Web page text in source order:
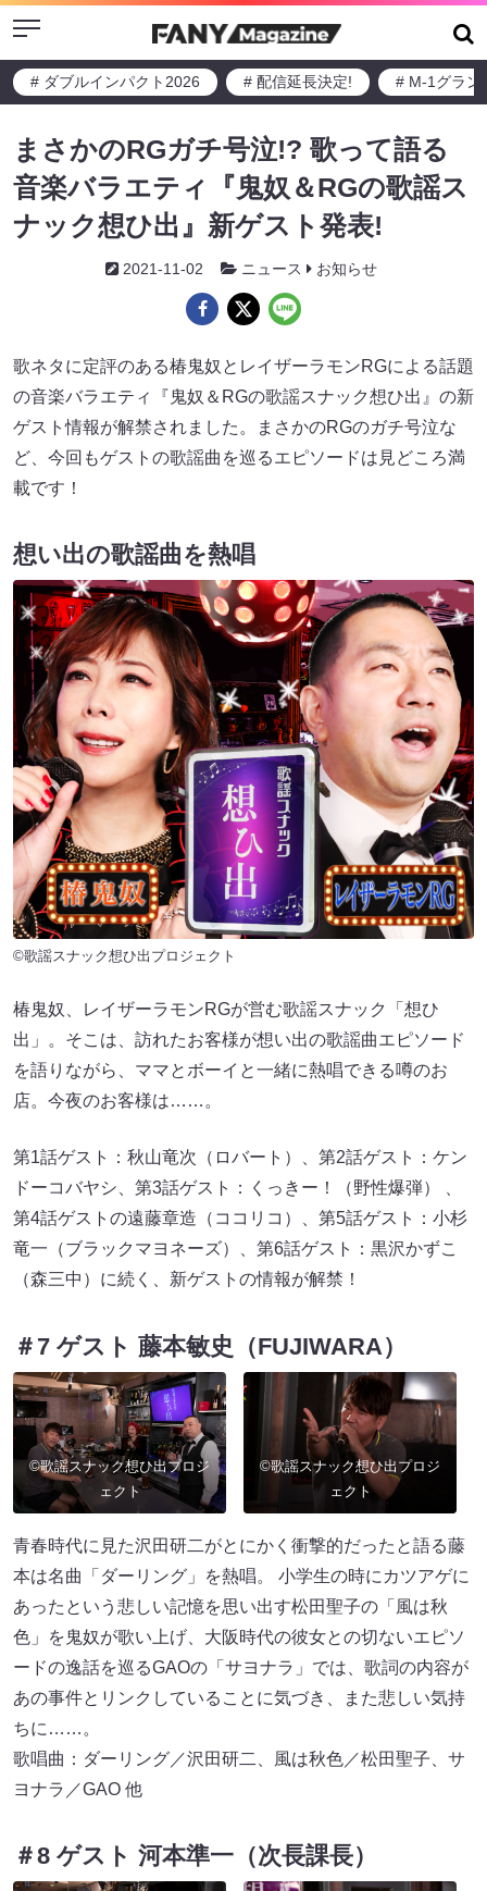
Menu
# ダブルインパクト2026 # 配信延長決定! # M-1グラン
まさかのRGガチ号泣!? 歌って語る
音楽バラエティ『鬼奴＆RGの歌謡ス
ナック想ひ出』新ゲスト発表!
2021-11-02 ニュース お知らせ
歌ネタに定評のある椿鬼奴とレイザーラモンRGによる話題
の音楽バラエティ『鬼奴＆RGの歌謡スナック想ひ出』の新
ゲスト情報が解禁されました。まさかのRGのガチ号泣な
ど、今回もゲストの歌謡曲を巡るエピソードは見どころ満
載です！
想い出の歌謡曲を熱唱
©歌謡スナック想ひ出プロジェクト
椿鬼奴、レイザーラモンRGが営む歌謡スナック「想ひ
出」。そこは、訪れたお客様が想い出の歌謡曲エピソード
を語りながら、ママとボーイと一緒に熱唱できる噂のお
店。今夜のお客様は……。
第1話ゲスト：秋山竜次（ロバート）、第2話ゲスト：ケン
ドーコバヤシ、第3話ゲスト：くっきー！（野性爆弾） 、
第4話ゲストの遠藤章造（ココリコ）、第5話ゲスト：小杉
竜一（ブラックマヨネーズ）、第6話ゲスト：黒沢かずこ
（森三中）に続く、新ゲストの情報が解禁！
＃7 ゲスト 藤本敏史（FUJIWARA）
©歌謡スナック想ひ出プロジ
ェクト
©歌謡スナック想ひ出プロジ
ェクト
青春時代に見た沢田研二がとにかく衝撃的だったと語る藤
本は名曲「ダーリング」を熱唱。 小学生の時にカツアゲに
あったという悲しい記憶を思い出す松田聖子の「風は秋
色」を鬼奴が歌い上げ、大阪時代の彼女との切ないエピソ
ードの逸話を巡るGAOの「サヨナラ」では、歌詞の内容が
あの事件とリンクしていることに気づき、また悲しい気持
ちに……。
歌唱曲：ダーリング／沢田研二、風は秋色／松田聖子、サ
ヨナラ／GAO 他
＃8 ゲスト 河本準一（次長課長）